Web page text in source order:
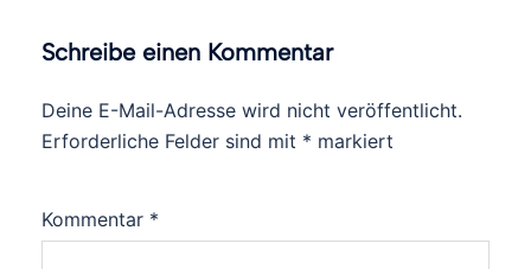
Schreibe einen Kommentar
Deine E-Mail-Adresse wird nicht veröffentlicht.
Erforderliche Felder sind mit * markiert
Kommentar *